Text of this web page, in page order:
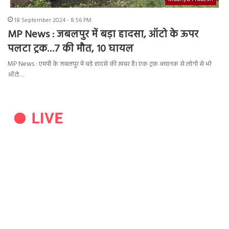
18 September 2024 - 8:56 PM
MP News : जबलपुर में बड़ा हादसा, ऑटो के ऊपर
पलटा ट्रक…7 की मौत, 10 घायल
MP News : एमपी के जबलपुर में बड़े हादसे की ख़बर है। एक ट्रक अचानक से लोगों से भरे
ऑटो…